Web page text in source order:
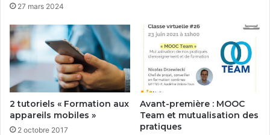
27 mars 2024
2 tutoriels « Formation aux
appareils mobiles »
2 octobre 2017
Avant-première : MOOC
Team et mutualisation des
pratiques